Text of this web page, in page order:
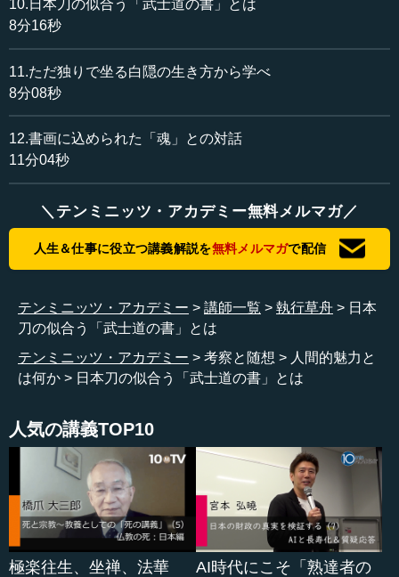
物事に全部体当たりして、自分という人間の生命、自分
が生きていることについて、まったくごまかさずに生きて
いく。そうすれば自分がダメになるときは、絶対にわかる
と僕はある時期、確信しました。だから僕も、そうしよう
今話しているときでも、僕が一つでも嘘をいったら、た
ぶん死ぬ時期がわからなくなります。だから僕は、もちろ
になっても、本当のことをいいます。それよりも、自分が
一人の男として生き、死ぬ時期が来たら「お、明日死ぬ
ぞ」といって死にたい。これは日本男児としての憧れであ
り、そういう気持ちが強いのです。
――山岡鉄舟も白隠禅師もわかっていたのですね、死ぬ時
期が。
執行 全部わかっていました。だから山岡鉄舟も、「これ
10.日本刀の似合う「武士道の書」とは
8分16秒
11.ただ独りで坐る白隠の生き方から学べ
8分08秒
12.書画に込められた「魂」との対話
11分04秒
＼テンミニッツ・アカデミー無料メルマガ／
人生＆仕事に役立つ講義解説を無料メルマガで配信
テンミニッツ・アカデミー 講師一覧 執行草舟
日本
刀の似合う「武士道の書」とは
テンミニッツ・アカデミー
考察と随想
人間的魅力と
は何か
日本刀の似合う「武士道の書」とは
人気の講義TOP10
極楽往生、坐禅、法華
AI時代にこそ「熟達者の